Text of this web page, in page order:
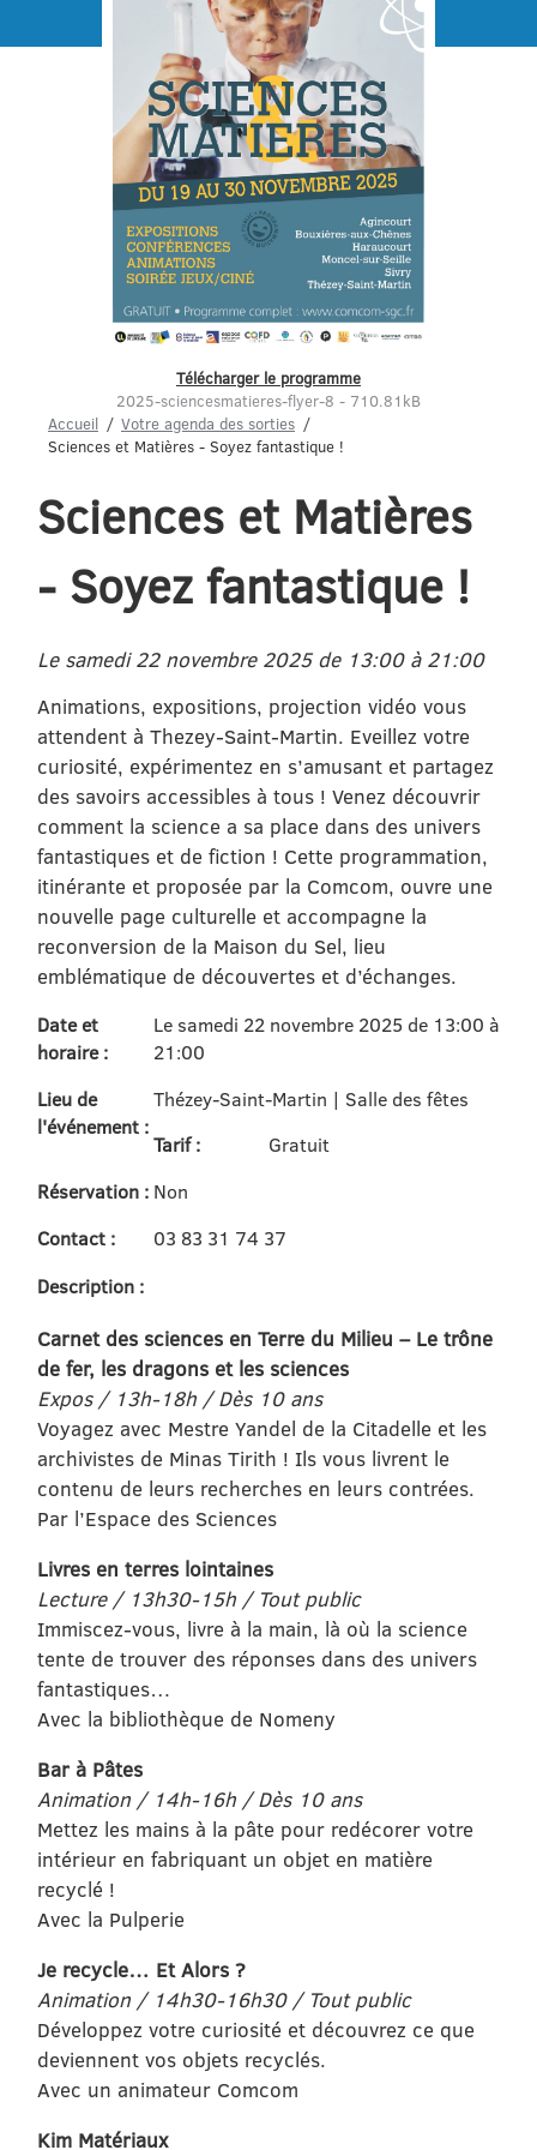
Menu
Télécharger le programme
2025-sciencesmatieres-flyer-8 - 710.81kB
Accueil
Votre agenda des sorties
Sciences et Matières - Soyez fantastique !
Sciences et Matières
- Soyez fantastique !
Le samedi 22 novembre 2025 de 13:00 à 21:00
Animations, expositions, projection vidéo vous
attendent à Thezey-Saint-Martin. Eveillez votre
curiosité, expérimentez en s’amusant et partagez
des savoirs accessibles à tous ! Venez découvrir
comment la science a sa place dans des univers
fantastiques et de fiction ! Cette programmation,
itinérante et proposée par la Comcom, ouvre une
nouvelle page culturelle et accompagne la
reconversion de la Maison du Sel, lieu
emblématique de découvertes et d’échanges.
Date et
horaire :
Le samedi 22 novembre 2025 de 13:00 à
21:00
Lieu de
l'événement :
Thézey-Saint-Martin | Salle des fêtes
Tarif :
Gratuit
Réservation : Non
Contact :
03 83 31 74 37
Description :
Carnet des sciences en Terre du Milieu – Le trône
de fer, les dragons et les sciences
Expos / 13h-18h / Dès 10 ans
Voyagez avec Mestre Yandel de la Citadelle et les
archivistes de Minas Tirith ! Ils vous livrent le
contenu de leurs recherches en leurs contrées.
Par l’Espace des Sciences
Livres en terres lointaines
Lecture / 13h30-15h / Tout public
Immiscez-vous, livre à la main, là où la science
tente de trouver des réponses dans des univers
fantastiques…
Avec la bibliothèque de Nomeny
Bar à Pâtes
Animation / 14h-16h / Dès 10 ans
Mettez les mains à la pâte pour redécorer votre
intérieur en fabriquant un objet en matière
recyclé !
Avec la Pulperie
Je recycle… Et Alors ?
Animation / 14h30-16h30 / Tout public
Développez votre curiosité et découvrez ce que
deviennent vos objets recyclés.
Avec un animateur Comcom
Kim Matériaux